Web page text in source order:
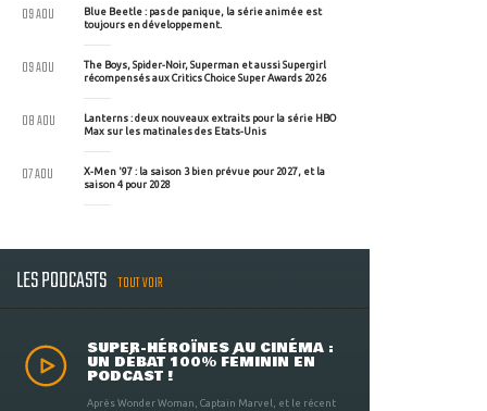
Blue Beetle : pas de panique, la série animée est
toujours en développement.
09 AOU
The Boys, Spider-Noir, Superman et aussi Supergirl
récompensés aux Critics Choice Super Awards 2026
09 AOU
Lanterns : deux nouveaux extraits pour la série HBO
Max sur les matinales des Etats-Unis
08 AOU
X-Men '97 : la saison 3 bien prévue pour 2027, et la
saison 4 pour 2028
07 AOU
LES PODCASTS TOUT VOIR
SUPER-HÉROÏNES AU CINÉMA :
UN DÉBAT 100% FÉMININ EN
PODCAST !
Après Wonder Woman, Captain Marvel, et le récent